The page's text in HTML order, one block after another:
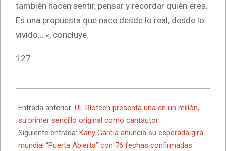
también hacen sentir, pensar y recordar quién eres.
Es una propuesta que nace desde lo real, desde lo
vivido… «, concluye.
127
04-
12
Entrada anterior: UL Rlotceh presenta una en un millón,
su primer sencillo original como cantautor
Siguiente entrada: Kany García anuncia su esperada gira
mundial “Puerta Abierta” con 76 fechas confirmadas